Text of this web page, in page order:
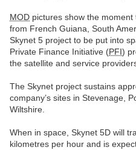
MOD pictures show the
from French Guiana, South
Skynet 5 project to be put into
Private Finance Initiative (PFI)
the satellite and service
The Skynet project sustains
company’s sites in Stevenage,
Wiltshire.
When in space, Skynet 5D will
kilometres per hour and is